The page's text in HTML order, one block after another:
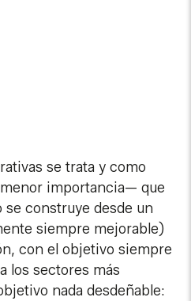
se trata y como
importancia— que
se construye desde un
siempre mejorable)
con el objetivo siempre
los sectores más
nada desdeñable: